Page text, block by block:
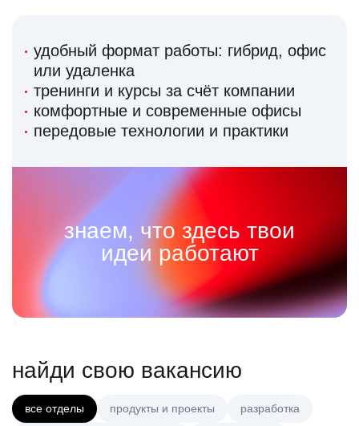
удобный формат работы: гибрид, офис
или удаленка
тренинги и курсы за счёт компании
комфортные и современные офисы
передовые технологии и практики
знаем, что здесь твои
идеи работают
найди свою вакансию
все отделы продукты и проекты разработка